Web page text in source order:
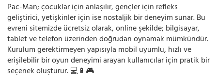
Pac-Man; çocuklar için anlaşılır, gençler için refleks
geliştirici, yetişkinler için ise nostaljik bir deneyim sunar. Bu
evreni sitemizde ücretsiz olarak, online şekilde; bilgisayar,
tablet ve telefon üzerinden doğrudan oynamak mümkündür.
Kurulum gerektirmeyen yapısıyla mobil uyumlu, hızlı ve
erişilebilir bir oyun deneyimi arayan kullanıcılar için pratik bir
seçenek oluşturur. 💻📱🎮